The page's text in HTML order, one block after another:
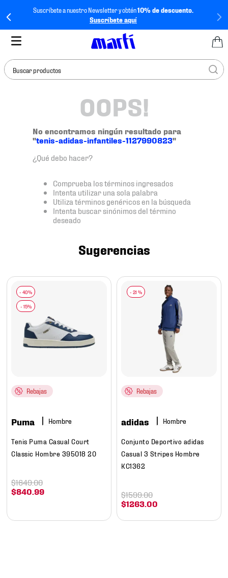
Suscríbete a nuestro Newsletter y obtén10% de descuento.
Suscríbete aquí
Buscar productos
OOPS!
No encontramos ningún resultado para
"tenis-adidas-infantiles-1127990823"
¿Qué debo hacer?
Comprueba los términos ingresados
Intenta utilizar una sola palabra
Utiliza términos genéricos en la búsqueda
Intenta buscar sinónimos del término
deseado
Sugerencias
Rebajas
Puma Hombre
Tenis Puma Casual Court
Classic Hombre 395018 20
$840.99
$1649.00
- 21 %
Rebajas
adidas Hombre
Conjunto Deportivo adidas
Casual 3 Stripes Hombre
KC1362
$1263.00
$1599.00
tenis mujer
tenis hombre
tenis
tenis futbol
mochila
10. tenis nike